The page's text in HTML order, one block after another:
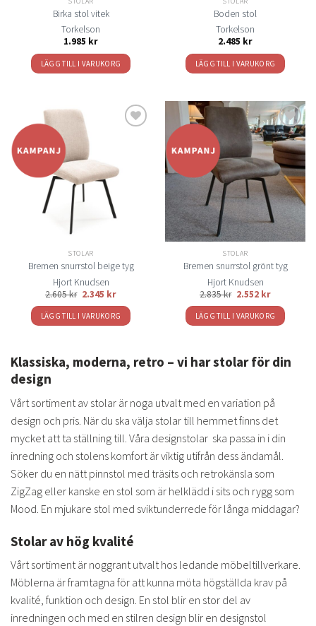
Birka stol vitek
Torkelson
1.985 kr
LÄGG TILL I VARUKORG
Boden stol
Torkelson
2.485 kr
LÄGG TILL I VARUKORG
önskelistan
STOLAR
Bremen snurrstol beige tyg
Hjort Knudsen
2.605kr 2.345 kr
LÄGG TILL I VARUKORG
Lägg
till i
önskelistan
STOLAR
Bremen snurrstol grönt tyg
Hjort Knudsen
2.835kr 2.552 kr
LÄGG TILL I VARUKORG
Klassiska, moderna, retro – vi har stolar för din
design
Vårt sortiment av stolar är noga utvalt med en variation på
design och pris. När du ska välja stolar till hemmet finns det
mycket att ta ställning till. Våra designstolar ska passa in i din
inredning och stolens komfort är viktig utifrån dess ändamål.
Söker du en nätt pinnstol med träsits och retrokänsla som
ZigZag eller kanske en stol som är helklädd i sits och rygg som
Mood. En mjukare stol med sviktunderrede för långa middagar?
Stolar av hög kvalité
Vårt sortiment är noggrant utvalt hos ledande möbeltillverkare.
Möblerna är framtagna för att kunna möta högställda krav på
kvalité, funktion och design. En stol blir en stor del av
inredningen och med en stilren design blir en designstol